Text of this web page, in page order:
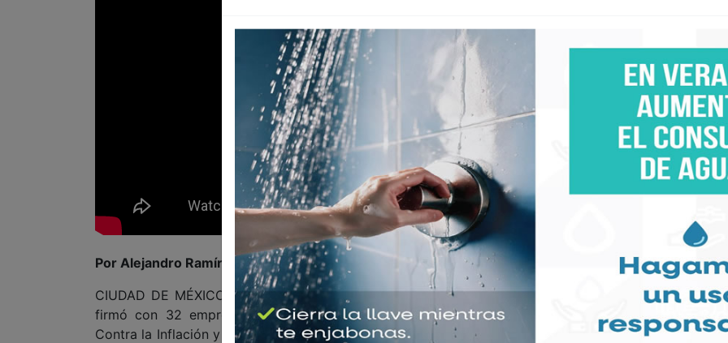
Por Alejandro Ramírez
CIUDAD DE MÉXICO CDMX 29 DE MAYO DE 2026 (AFN).- La presidenta Claudia Sheinbaum
firmó con 32 empresas proveedoras y tiendas de autoservicio, la renovación del Paquete
Contra la Inflación y la Carestía (Pacic), para mantener en 910 pesos el precio de 24 productos